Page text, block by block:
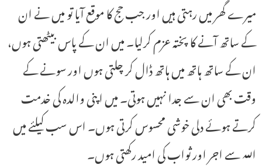
میرے گھر میں رہتی ہیں اور جب حج کا موقع آیا تو میں نے ان
کے ساتھ آنے کا پختہ عزم کرلیا۔ میں ان کے پاس بیٹھتی ہوں،
ان کے ساتھ ہاتھ میں ہاتھ ڈال کر چلتی ہوں اور سونے کے
وقت بھی ان سے جدا نہیں ہوتی۔ میں اپنی والدہ کی خدمت
کرتے ہوئے دلی خوشی محسوس کرتی ہوں۔ اس سب کیلئے میں
اللہ سے اجر اور ثواب کی امید رکھتی ہوں۔